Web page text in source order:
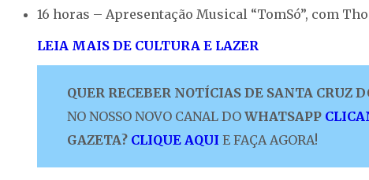
16 horas – Apresentação Musical “TomSó”, com
LEIA MAIS DE CULTURA E LAZER
QUER RECEBER NOTÍCIAS DE SANTA CRUZ
NO NOSSO NOVO CANAL DO WHATSAPP
GAZETA? CLIQUE AQUI E FAÇA AGORA!